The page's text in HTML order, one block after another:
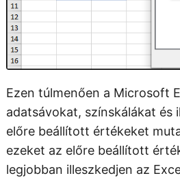
Ezen túlmenően a Microsoft
adatsávokat, színskálákat
előre beállított értékeket
ezeket az előre beállított
legjobban illeszkedjen az